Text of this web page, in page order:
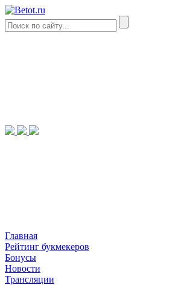
Главная
Рейтинг букмекеров
Бонусы
Новости
Трансляции